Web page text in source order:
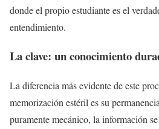
donde el propio estudiante es el
entendimiento.
La clave: un conocimiento
La diferencia más evidente de este
memorización estéril es su
puramente mecánico, la información